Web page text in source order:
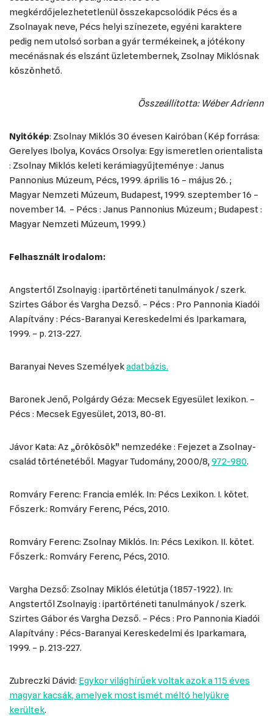
megkérdőjelezhetetlenül összekapcsolódik Pécs és a
Zsolnayak neve, Pécs helyi színezete, egyéni karaktere
pedig nem utolsó sorban a gyár termékeinek, a jótékony
mecénásnak és elszánt üzletembernek, Zsolnay Miklósnak
köszönhető.
Összeállította: Wéber Adrienn
Nyitókép: Zsolnay Miklós 30 évesen Kairóban (Kép forrása:
Gerelyes Ibolya, Kovács Orsolya: Egy ismeretlen orientalista
: Zsolnay Miklós keleti kerámiagyűjteménye : Janus
Pannonius Múzeum, Pécs, 1999. április 16 – május 26. ;
Magyar Nemzeti Múzeum, Budapest, 1999. szeptember 16 –
november 14. – Pécs : Janus Pannonius Múzeum ; Budapest :
Magyar Nemzeti Múzeum, 1999.)
Felhasznált irodalom:
Angstertől Zsolnayig : ipartörténeti tanulmányok / szerk.
Szirtes Gábor és Vargha Dezső. – Pécs : Pro Pannonia Kiadói
Alapítvány : Pécs-Baranyai Kereskedelmi és Iparkamara,
1999. – p. 213-227.
Baranyai Neves Személyekadatbázis.
Baronek Jenő, Polgárdy Géza: Mecsek Egyesület lexikon. –
Pécs : Mecsek Egyesület, 2013, 80-81.
Jávor Kata: Az „örökösök” nemzedéke : Fejezet a Zsolnay-
család történetéből. Magyar Tudomány, 2000/8,972-980.
Romváry Ferenc: Francia emlék. In: Pécs Lexikon. I. kötet.
Főszerk.: Romváry Ferenc, Pécs, 2010.
Romváry Ferenc: Zsolnay Miklós. In: Pécs Lexikon. II. kötet.
Főszerk.: Romváry Ferenc, Pécs, 2010.
Vargha Dezső: Zsolnay Miklós életútja (1857-1922). In:
Angstertől Zsolnayig : ipartörténeti tanulmányok / szerk.
Szirtes Gábor és Vargha Dezső. – Pécs : Pro Pannonia Kiadói
Alapítvány : Pécs-Baranyai Kereskedelmi és Iparkamara,
1999. – p. 213-227.
Zubreczki Dávid: Egykor világhírűek voltak azok a 115 éves
magyar kacsák, amelyek most ismét méltó helyükre
kerültek.